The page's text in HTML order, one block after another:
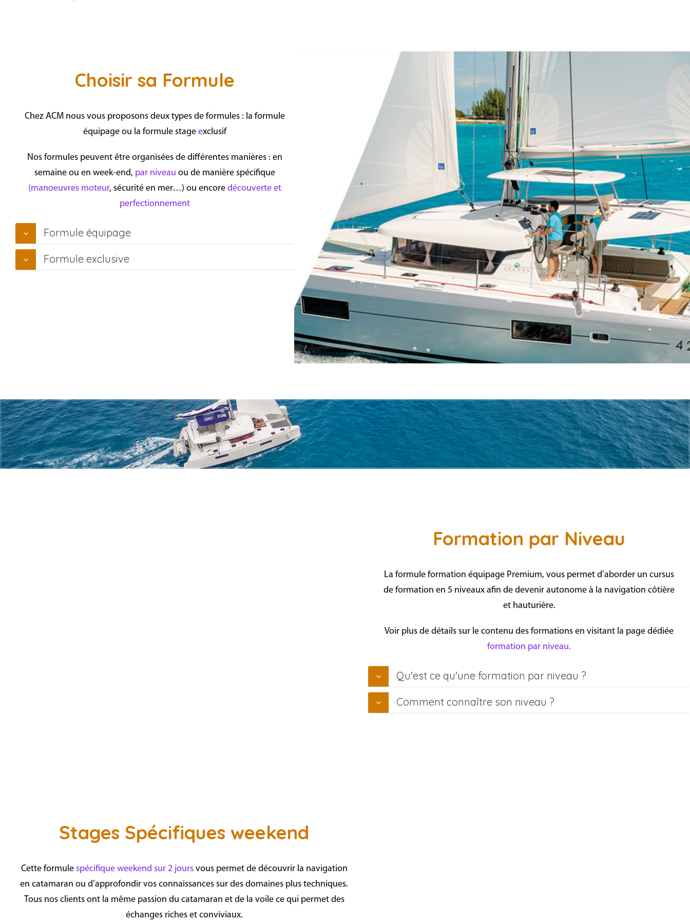
Choisir sa Formule
Chez ACM nous vous proposons deux types de formules : la formule
équipage ou la formule stage exclusif
Nos formulespeuvent être organisées de différentes manières : en
semaine ou en week-end, par niveau ou de manière spécifique
(manoeuvresmoteur, sécurité en mer…) ou encoredécouverte et
perfectionnement
Formule équipage
Formule exclusive
Formation par Niveau
La formule formation équipage Premium, vous permet d’aborder un cursus
de formation en 5 niveaux afin de devenir autonome à la navigation côtière
et hauturière.
Voir plus de détails sur le contenu des formations en visitant la page dédiée
formation par niveau.
Qu'est ce qu'une formation par niveau ?
Comment connaître son niveau ?
Stages Spécifiques weekend
Cette formule spécifique weekend sur 2 joursvous permet de découvrir la navigation
en catamaran ou d’approfondir vos connaissances sur des domaines plus techniques.
Tous nos clients ont la même passion du catamaran et de la voile ce qui permet des
échanges riches et conviviaux.